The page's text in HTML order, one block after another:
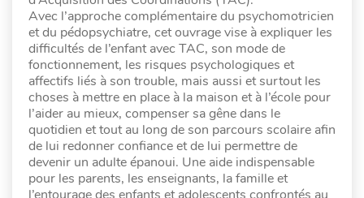
Avec l’approche complémentaire du psychomotricien
et du pédopsychiatre, cet ouvrage vise à expliquer les
difficultés de l’enfant avec TAC, son mode de
fonctionnement, les risques psychologiques et
affectifs liés à son trouble, mais aussi et surtout les
choses à mettre en place à la maison et à l’école pour
l’aider au mieux, compenser sa gêne dans le
quotidien et tout au long de son parcours scolaire afin
de lui redonner confiance et de lui permettre de
devenir un adulte épanoui. Une aide indispensable
pour les parents, les enseignants, la famille et